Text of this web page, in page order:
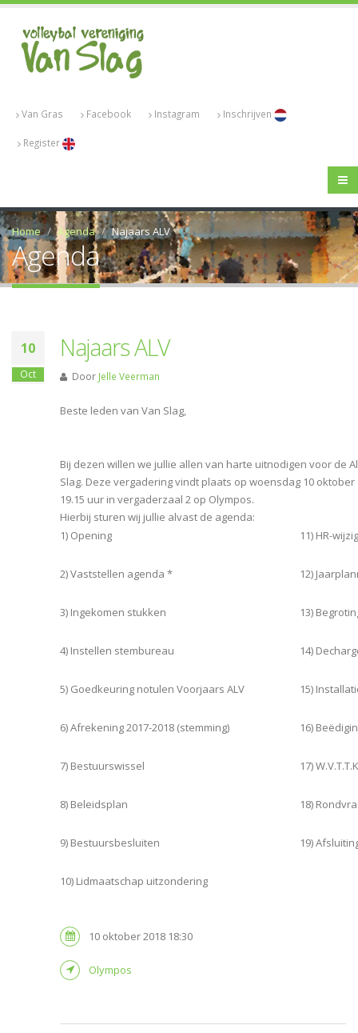
Van Gras Facebook Instagram Inschrijven
Register
Home Agenda Najaars ALV
Agenda
10
Oct
Najaars ALV
Door Jelle Veerman
Beste leden van Van Slag,
Bij dezen willen we jullie allen van harte uitnodigen voor de
Slag. Deze vergadering vindt plaats op woensdag 10
19.15 uur in vergaderzaal 2 op Olympos.
Hierbij sturen wij jullie alvast de agenda:
1) Opening
2) Vaststellen agenda *
3) Ingekomen stukken
4) Instellen stembureau
5) Goedkeuring notulen Voorjaars ALV
6) Afrekening 2017-2018 (stemming)
7) Bestuurswissel
8) Beleidsplan
9) Bestuursbesluiten
10) Lidmaatschap uitzondering
11) HR-
12)
13)
14)
15)
16)
17)
18)
19)
10 oktober 2018 18:30
Olympos